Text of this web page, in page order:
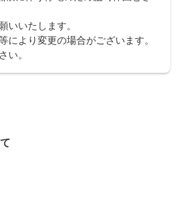
いいたします。
により変更の場合がございます。
い。